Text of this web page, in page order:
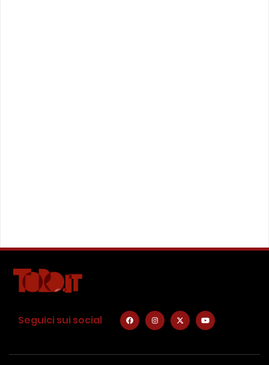
Seguici sui social